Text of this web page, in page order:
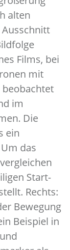
alten
Ausschnitt
Films, bei
mit
beobachtet
im
Die
ein
das
Start-
Rechts:
Bewegung
Beispiel in